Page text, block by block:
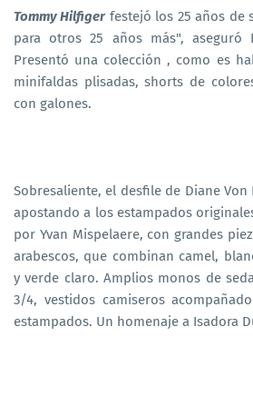
Tommy Hilfigerfestejó los 25 años de
para otros 25 años más", aseguró
Presentó una colección , como es
minifaldas plisadas, shorts de
con galones.
Sobresaliente, el desfile de Diane
apostando a los estampados
por Yvan Mispelaere, con grandes
arabescos, que combinan camel,
y verde claro. Amplios monos de
3/4, vestidos camiseros
estampados. Un homenaje a Isadora